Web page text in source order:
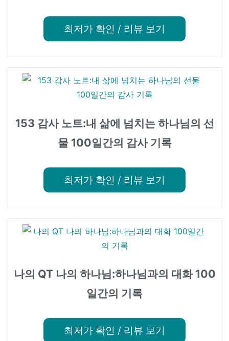
최저가 확인 / 리뷰 보기
153 감사 노트:내 삶에 넘치는 하나님의 선
물 100일간의 감사 기록
최저가 확인 / 리뷰 보기
나의 QT 나의 하나님:하나님과의 대화 100
일간의 기록
최저가 확인 / 리뷰 보기